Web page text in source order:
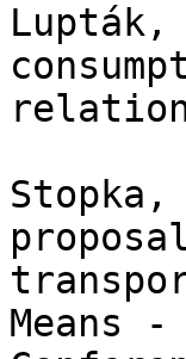
relation
Means